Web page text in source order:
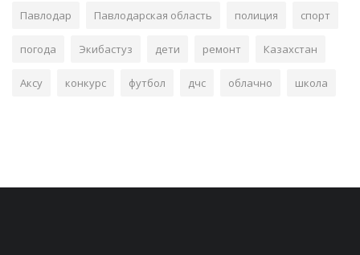
Павлодар Павлодарская область полиция спорт
погода Экибастуз дети ремонт Казахстан
Аксу конкурс футбол дчс облачно школа